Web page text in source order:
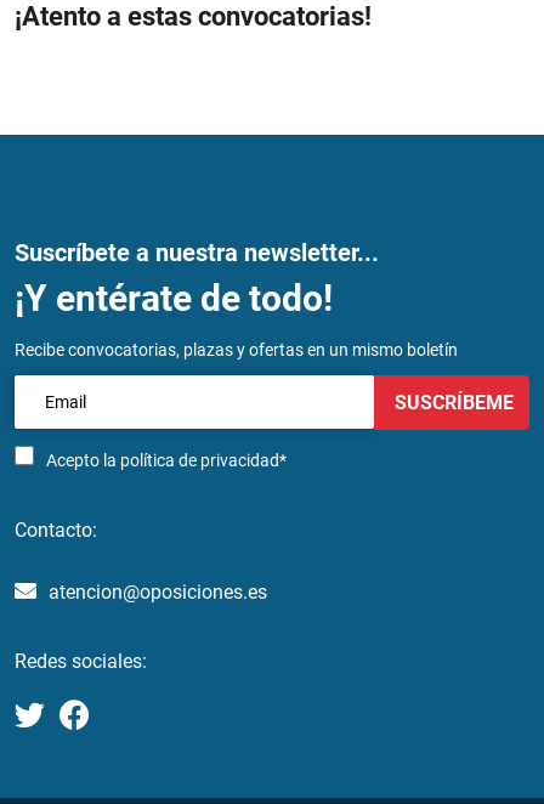
¡Atento a estas convocatorias!
Suscríbete a nuestra newsletter...
¡Y entérate de todo!
Recibe convocatorias, plazas y ofertas en un mismo boletín
Acepto la política de privacidad*
SUSCRÍBEME
Contacto:
atencion@oposiciones.es
Redes sociales: